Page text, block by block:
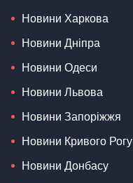
Новини Харкова
Новини Дніпра
Новини Одеси
Новини Львова
Новини Запоріжжя
Новини Кривого Рогу
Новини Донбасу